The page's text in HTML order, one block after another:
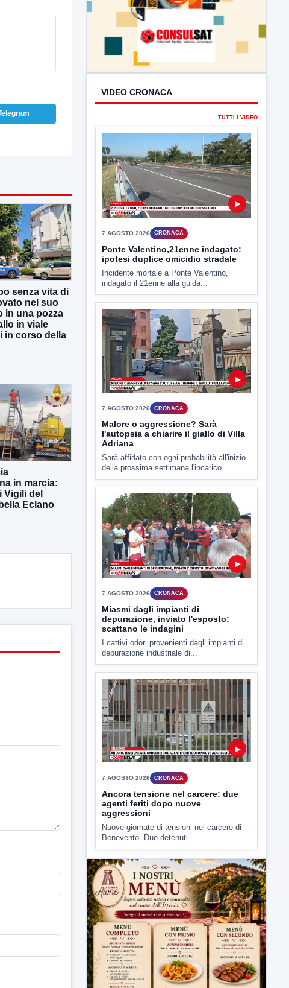
senza vita di
nel suo
in una pozza
in viale
in corso della
in marcia:
Vigili del
Eclano
VIDEO CRONACA
TUTTI I VIDEO
▶
7 AGOSTO 2026 CRONACA
Ponte Valentino,21enne indagato:
ipotesi duplice omicidio stradale
Incidente mortale a Ponte Valentino,
indagato il 21enne alla guida...
▶
7 AGOSTO 2026 CRONACA
Malore o aggressione? Sarà
l'autopsia a chiarire il giallo di Villa
Adriana
Sarà affidato con ogni probabilità all'inizio
della prossima settimana l'incarico...
▶
7 AGOSTO 2026 CRONACA
Miasmi dagli impianti di
depurazione, inviato l'esposto:
scattano le indagini
I cattivi odori provenienti dagli impianti di
depurazione industriale di...
▶
7 AGOSTO 2026 CRONACA
Ancora tensione nel carcere: due
agenti feriti dopo nuove
aggressioni
Nuove giornate di tensioni nel carcere di
Benevento. Due detenuti...